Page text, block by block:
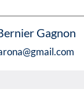
Gagnon